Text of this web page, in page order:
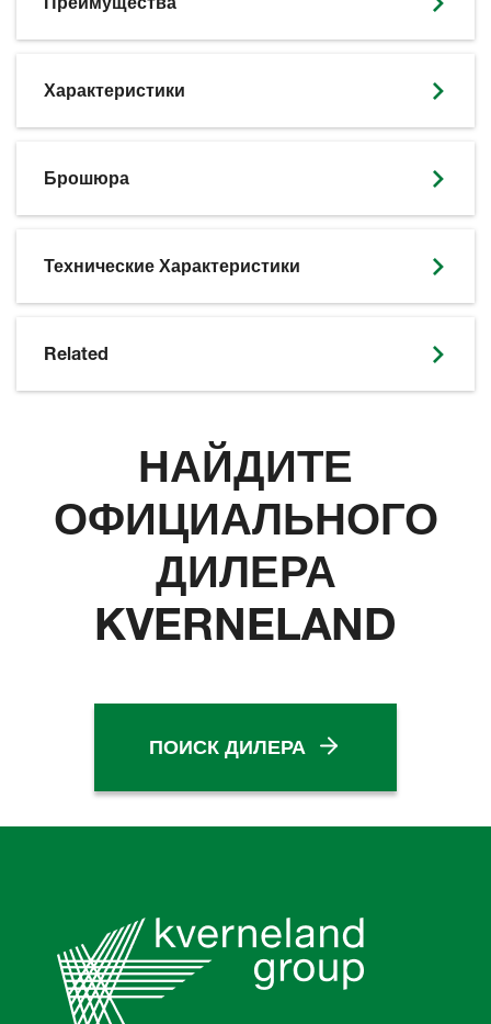
Характеристики
Брошюра
Технические Характеристики
Related
НАЙДИТЕ
ОФИЦИАЛЬНОГО
ДИЛЕРА
KVERNELAND
ПОИСК ДИЛЕРА